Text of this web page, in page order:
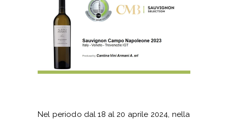
Nel periodo dal 18 al 20 aprile 2024, nella